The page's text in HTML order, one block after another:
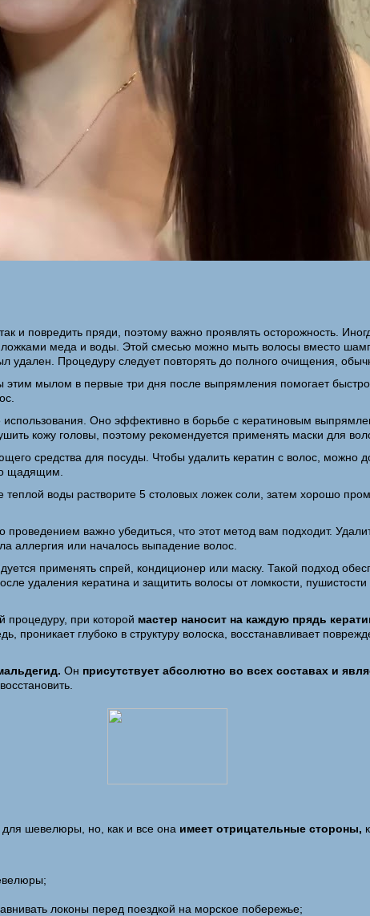
и повредить пряди, поэтому важно проявлять осторожность.
меда и воды. Этой смесью можно мыть волосы вместо
Процедуру следует повторять до полного очищения,
мылом в первые три дня после выпрямления помогает
Оно эффективно в борьбе с кератиновым
кожу головы, поэтому рекомендуется применять маски для
средства для посуды. Чтобы удалить кератин с волос, можно
щадящим.
теплой воды растворите 5 столовых ложек соли, затем хорошо
проведением важно убедиться, что этот метод вам подходит.
аллергия или началось выпадение волос.
применять спрей, кондиционер или маску. Такой подход
удаления кератина и защитить волосы от ломкости, пушистости
процедуру, при которой мастер наносит на каждую прядь
проникает глубоко в структуру волоска, восстанавливает
Он присутствует абсолютно во всех составах и
шевелюры, но, как и все она имеет отрицательные стороны,
локоны перед поездкой на морское побережье;